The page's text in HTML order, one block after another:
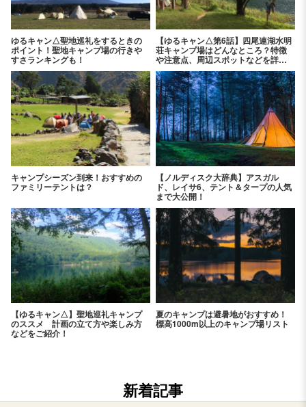
ゆるキャン△聖地巡礼をするときの
ポイント！聖地キャンプ場の行きや
すさランキングも！
【ゆるキャン△第6話】四尾連湖水明
荘キャンプ場はどんなところ？特徴
や注意点、周辺スポットなどを詳し
く紹介！
キャンプシーズン到来！おすすめの
ファミリーテントは？
【ノルディスク大辞典】アスガル
ド、レイサ6、テント＆タープの人気
まで大公開！
【ゆるキャン△】聖地巡礼キャンプ
のススメ 計画の立て方や楽しみ方
などをご紹介！
夏のキャンプは避暑地がおすすめ！
標高1000m以上のキャンプ場リスト
新着記事